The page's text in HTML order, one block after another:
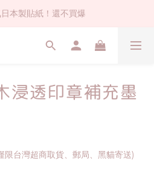
各種有趣的打洞器
本製貼紙！還不買爆
免運(台灣地區)
浸透印章補充墨
台灣超商取貨、郵局、黑貓寄送)